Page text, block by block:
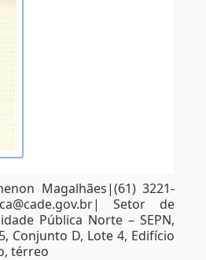
Magalhães|(61) 3221-
Setor de
Pública Norte – SEPN,
Conjunto D, Lote 4, Edifício
térreo